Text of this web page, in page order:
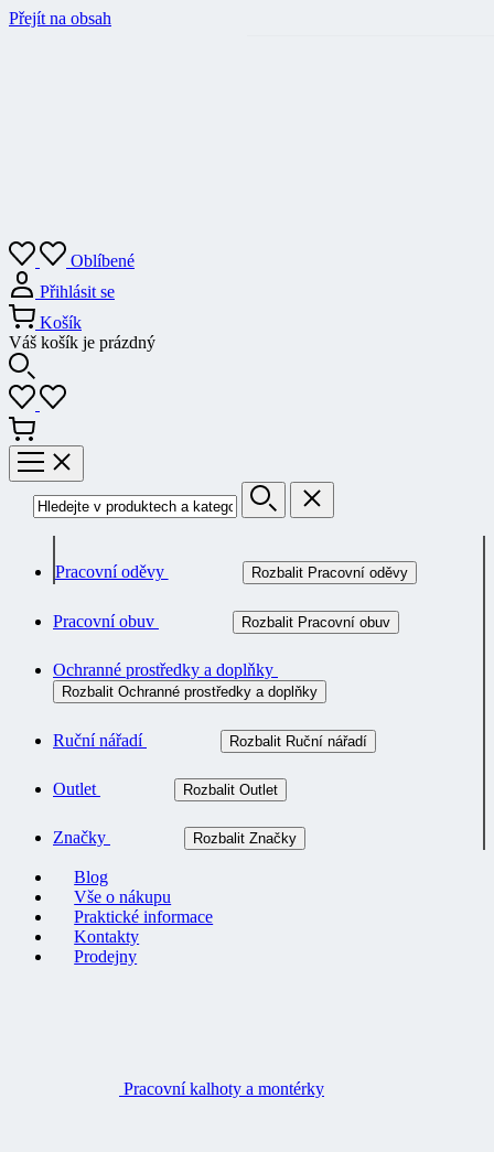
Přejít na obsah
Oblíbené
Přihlásit se
Košík
Váš košík je prázdný
Pracovní oděvy Rozbalit Pracovní oděvy
Pracovní obuv Rozbalit Pracovní obuv
Ochranné prostředky a doplňky
Rozbalit Ochranné prostředky a doplňky
Ruční nářadí Rozbalit Ruční nářadí
Outlet Rozbalit Outlet
Značky Rozbalit Značky
Blog
Vše o nákupu
Praktické informace
Kontakty
Prodejny
Pracovní kalhoty a montérky